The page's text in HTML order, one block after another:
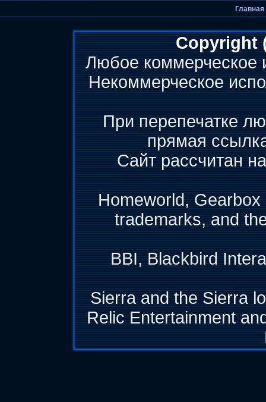
Главная
Copyright
Любое коммерческое
Некоммерческое
При перепечатке
прямая
Сайт рассчитан
Homeworld,
trademarks, and
BBI, Blackbird
Sierra and the Sierra
Relic Entertainment